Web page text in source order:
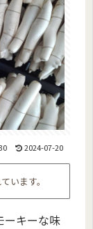
2024-07-20
います。
ーキーな味